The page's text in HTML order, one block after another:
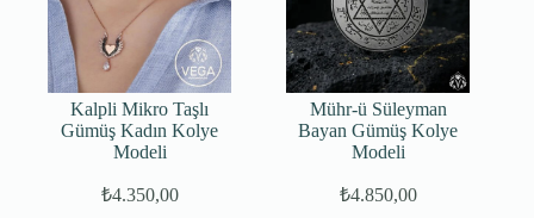
Kalpli Mikro Taşlı
Gümüş Kadın Kolye
Modeli
₺4.350,00
Mühr-ü Süleyman
Bayan Gümüş Kolye
Modeli
Orijinal
₺4.850,00
Şu